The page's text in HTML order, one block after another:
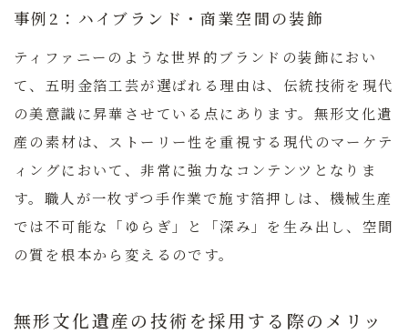
事例2：ハイブランド・商業空間の装飾
ティファニーのような世界的ブランドの装飾におい
て、五明金箔工芸が選ばれる理由は、伝統技術を現代
の美意識に昇華させている点にあります。無形文化遺
産の素材は、ストーリー性を重視する現代のマーケテ
ィングにおいて、非常に強力なコンテンツとなりま
す。職人が一枚ずつ手作業で施す箔押しは、機械生産
では不可能な「ゆらぎ」と「深み」を生み出し、空間
の質を根本から変えるのです。
無形文化遺産の技術を採用する際のメリッ